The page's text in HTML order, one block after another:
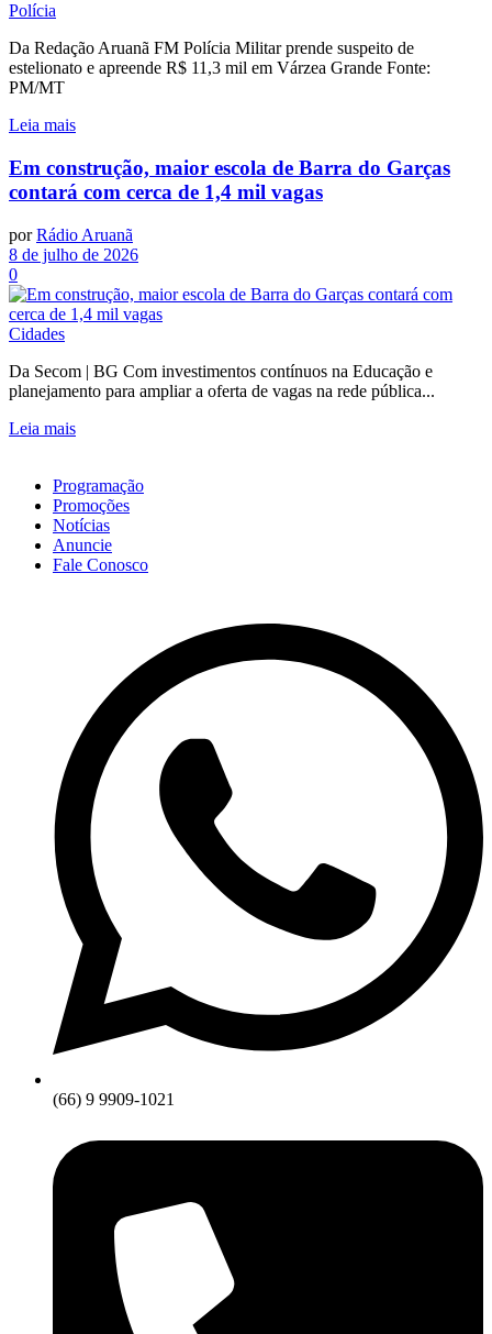
Polícia
Da Redação Aruanã FM Polícia Militar prende suspeito de
estelionato e apreende R$ 11,3 mil em Várzea Grande Fonte:
PM/MT
Leia mais
Em construção, maior escola de Barra do Garças
contará com cerca de 1,4 mil vagas
por Rádio Aruanã
8 de julho de 2026
0
Cidades
Da Secom | BG Com investimentos contínuos na Educação e
planejamento para ampliar a oferta de vagas na rede pública...
Leia mais
Programação
Promoções
Notícias
Anuncie
Fale Conosco
(66) 9 9909-1021